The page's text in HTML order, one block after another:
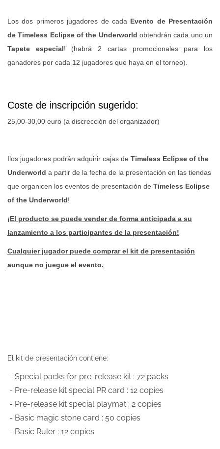
Los dos primeros jugadores de cada Evento de Presentación
de Timeless Eclipse of the Underworld obtendrán cada uno un
Tapete especial! (habrá 2 cartas promocionales para los
ganadores por cada 12 jugadores que haya en el torneo).
Coste de inscripción sugerido:
25,00-30,00 euro (a discrección del organizador)
Ilos jugadores podrán adquirir cajas de Timeless Eclipse of the
Underworld a partir de la fecha de la presentación en las tiendas
que organicen los eventos de presentación de Timeless Eclipse
of the Underworld!
¡El producto se puede vender de forma anticipada a su
lanzamiento a los participantes de la presentación!
Cualquier jugador puede comprar el kit de presentación
aunque no juegue el evento.
El kit de presentación contiene:
- Special packs for pre-release kit : 72 packs
- Pre-release kit special PR card : 12 copies
- Pre-release kit special playmat : 2 copies
- Basic magic stone card : 50 copies
- Basic Ruler : 12 copies